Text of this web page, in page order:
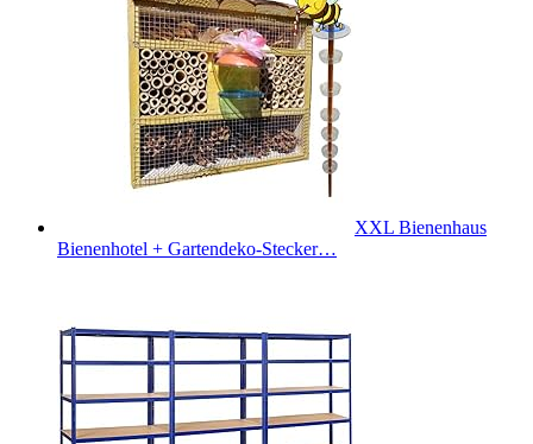
XXL Bienenhaus
Bienenhotel + Gartendeko-Stecker…